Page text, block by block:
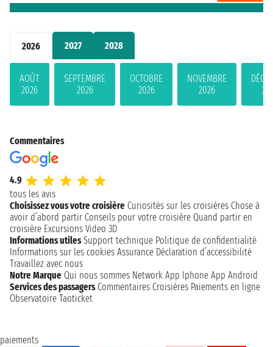
2026 2027 2028
AOÛT
2026
SEPTEMBRE
2026
OCTOBRE
2026
NOVEMBRE
2026
Commentaires
4.9
tous les avis
Choisissez vous votre croisière Curiosités sur les croisières Chose à
avoir d’abord partir Conseils pour votre croisière Quand partir en
croisière Excursions Video 3D
Informations utiles Support technique Politique de confidentialité
Informations sur les cookies Assurance Déclaration d’accessibilité
Travaillez avec nous
Notre Marque Qui nous sommes Network App Iphone App Android
Services des passagers Commentaires Croisières Paiements en ligne
Observatoire Taoticket
paiements